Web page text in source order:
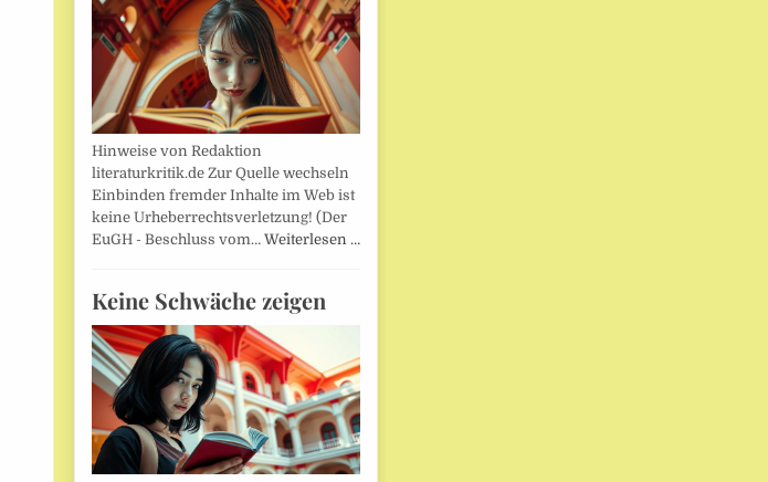
Hinweise von Redaktion
literaturkritik.de Zur Quelle wechseln
Einbinden fremder Inhalte im Web ist
keine Urheberrechtsverletzung! (Der
EuGH - Beschluss vom… Weiterlesen …
Keine Schwäche zeigen